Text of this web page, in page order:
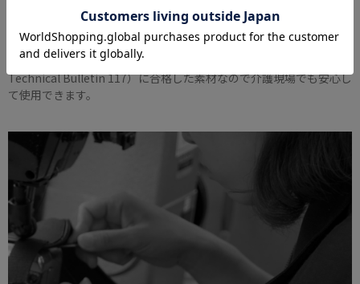
付属のストレッチ性カバーは蒸れ防止の生地を使用。裏側には断熱
層を加え、防水フィルムのラミネート加工とファスナー部にフラッ
プを追加することで止水性をアップ。失禁などにも対応していま
す。またアメリカの医療機器に要求される難燃性試験（CA
Technical Bulletin 117）に合格した素材なので介護現場でも安心し
て使用できます。